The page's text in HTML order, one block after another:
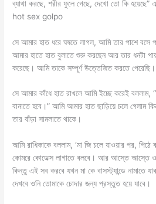
ব্যাথা করছে, শরীর ফুলে গেছে, দেখো তো কি হয়েছে”
hot sex golpo
সে আমার হাত ধরে ঘষতে লাগল, আমি তার পাশে বসে
আমার হাতে হাত বুলাতে শুরু করছেন আর তার ধনটা
করেছে। আমি তাকে সম্পূর্ণ উত্তেজিত করতে
সে আমার কাঁধে হাত রাখলে আমি ইচ্ছে করেই বললাম,
বানাতে হবে।” আমি আমার হাত ছাড়িয়ে চলে গেলাম
তার বাঁড়া সামলাতে থাকে।
আমি রাধিকাকে বললাম, ‘মা জি চলে যাওয়ার পর,
কোমরে কোডেক্স লাগাতে বলবে। আর আস্তে আস্তে ওর
কিন্তু এই সব করবে যখন মা কে বাসস্ট্যান্ডে নামাতে
দেখবে ওনি তোমাকে চোদার জন্য প্রস্তুত হয়ে যাবে।